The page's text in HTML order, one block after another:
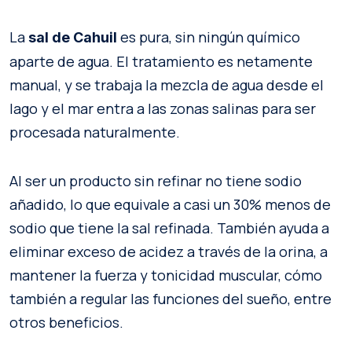
Lasal de Cahuil es pura, sin ningún químico
aparte de agua. El tratamiento es netamente
manual, y se trabaja la mezcla de agua desde el
lago y el mar entra a las zonas salinas para ser
procesada naturalmente.
Al ser un producto sin refinar no tiene sodio
añadido, lo que equivale a casi un 30% menos de
sodio que tiene la sal refinada. También ayuda a
eliminar exceso de acidez a través de la orina, a
mantener la fuerza y tonicidad muscular, cómo
también a regular las funciones del sueño, entre
otros beneficios.